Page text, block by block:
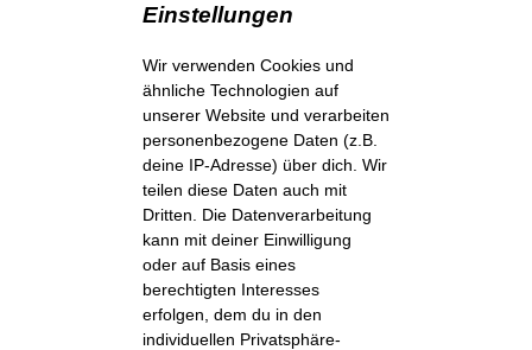
Einstellungen
Wir verwenden Cookies und
ähnliche Technologien auf
unserer Website und verarbeiten
personenbezogene Daten (z.B.
deine IP-Adresse) über dich. Wir
teilen diese Daten auch mit
Dritten. Die Datenverarbeitung
kann mit deiner Einwilligung
oder auf Basis eines
berechtigten Interesses
erfolgen, dem du in den
individuellen Privatsphäre-